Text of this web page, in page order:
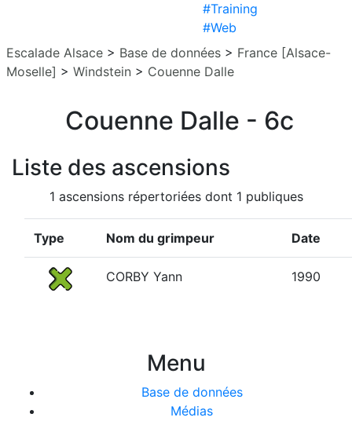
#Training
#Web
Escalade Alsace > Base de données > France [Alsace-
Moselle] > Windstein > Couenne Dalle
Couenne Dalle - 6c
Liste des ascensions
1 ascensions répertoriées dont 1 publiques
Type Nom du grimpeur Date
CORBY Yann 1990
Menu
Base de données
Médias